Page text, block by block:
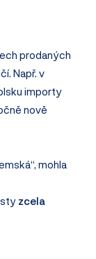
prodaných
Např. v
importy
nově
mohla
zcela